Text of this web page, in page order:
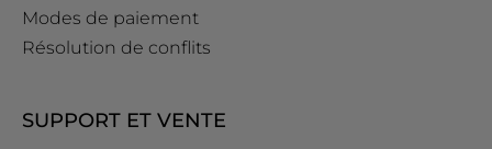
Modes de paiement
Résolution de conflits
SUPPORT ET VENTE